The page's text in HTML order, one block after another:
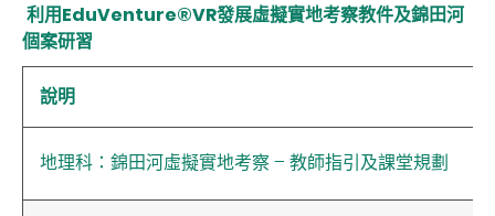
利用EduVenture®VR發展虛擬實地考察教件及錦田河
個案研習
說明
地理科：錦田河虛擬實地考察 – 教師指引及課堂規劃